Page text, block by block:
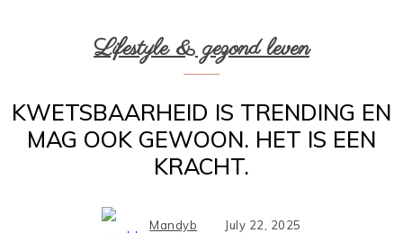
Lifestyle & gezond leven
KWETSBAARHEID IS TRENDING EN
MAG OOK GEWOON. HET IS EEN
KRACHT.
Mandyb July 22, 2025